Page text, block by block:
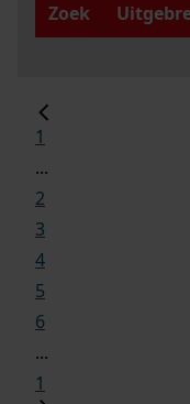
Zoek
1
...
2
3
4
5
6
...
1